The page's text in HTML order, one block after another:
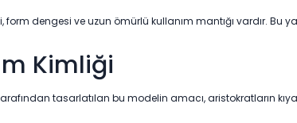
dengesi ve uzun ömürlü kullanım mantığı vardır. Bu
Kimliği
tasarlatılan bu modelin amacı, aristokratların